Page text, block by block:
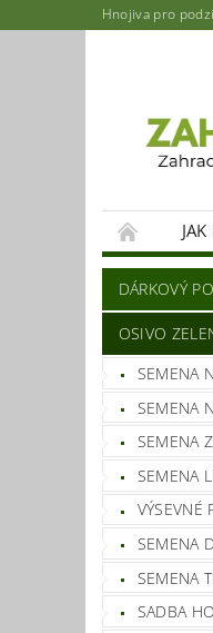
Hnojiva pro
DÁRKOVÝ
OSIVO
SEMENA
SEMENA
SEMENA
SEMENA
VÝSEVNÉ
SEMENA
SEMENA
SADBA